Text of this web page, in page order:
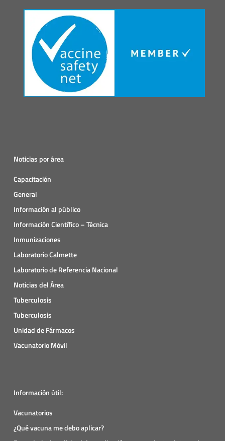
Noticias por área
Capacitación
General
Información al público
Información Científico – Técnica
Inmunizaciones
Laboratorio Calmette
Laboratorio de Referencia Nacional
Noticias del Área
Tuberculosis
Tuberculosis
Unidad de Fármacos
Vacunatorio Móvil
Información útil:
Vacunatorios
¿Qué vacuna me debo aplicar?